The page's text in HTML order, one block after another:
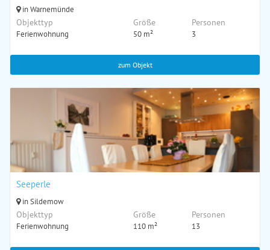
in Warnemünde
Objekttyp
Ferienwohnung
Größe
50 m²
Personen
3
zum Objekt
Seeperle
in Sildemow
Objekttyp
Ferienwohnung
Größe
110 m²
Personen
13